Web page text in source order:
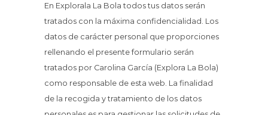
En Explorala La Bola todos tus datos serán
tratados con la máxima confidencialidad. Los
datos de carácter personal que proporciones
rellenando el presente formulario serán
tratados por Carolina García (Explora La Bola)
como responsable de esta web. La finalidad
de la recogida y tratamiento de los datos